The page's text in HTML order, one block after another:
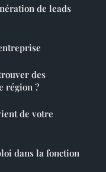
de leads
des
région ?
de votre
dans la fonction